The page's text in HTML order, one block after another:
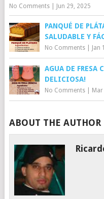
No Comments| Jun 29, 2025
PANQUÉ DE
SALUDABLE Y
No Comments| Jan
AGUA DE FRESA
DELICIOSA!
No Comments|
ABOUT THE AUTHOR